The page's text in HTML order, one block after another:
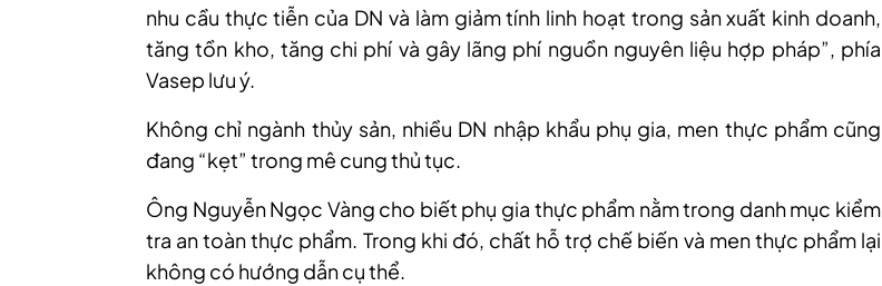
nhu cầu thực tiễn của DN và làm giảm tính linh hoạt trong sản xuất kinh doanh,
tăng tồn kho, tăng chi phí và gây lãng phí nguồn nguyên liệu hợp pháp”, phía
Vasep lưu ý.
Không chỉ ngành thủy sản, nhiều DN nhập khẩu phụ gia, men thực phẩm cũng
đang “kẹt” trong mê cung thủ tục.
Ông Nguyễn Ngọc Vàng cho biết phụ gia thực phẩm nằm trong danh mục kiểm
tra an toàn thực phẩm. Trong khi đó, chất hỗ trợ chế biến và men thực phẩm lại
không có hướng dẫn cụ thể.